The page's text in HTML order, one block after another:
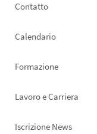
Footer
Contatto
Calendario
Formazione
Lavoro e Carriera
Iscrizione News